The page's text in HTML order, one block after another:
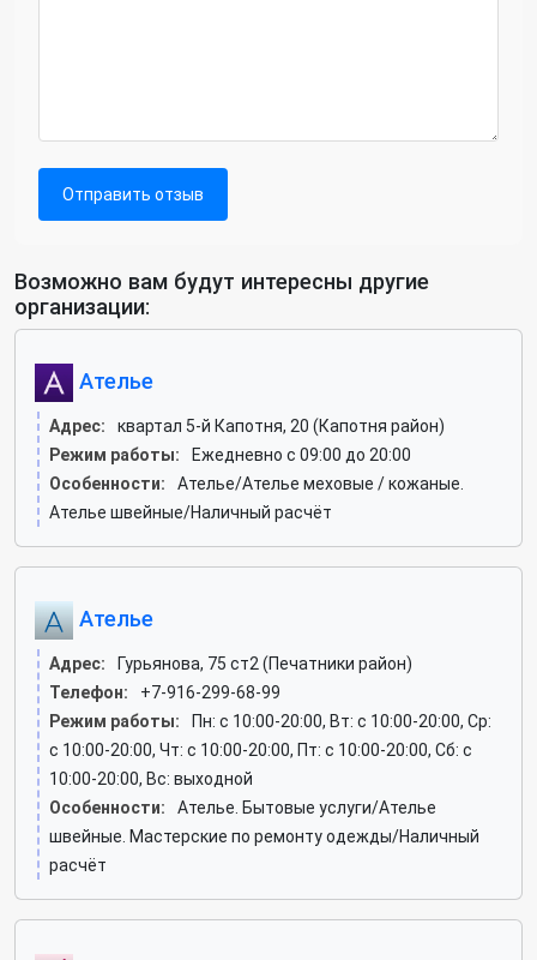
Отправить отзыв
Возможно вам будут интересны другие
организации:
Ателье
Адрес:
квартал 5-й Капотня, 20 (Капотня район)
Режим работы:
Ежедневно с 09:00 до 20:00
Особенности:
Ателье/Ателье меховые / кожаные.
Ателье швейные/Наличный расчёт
Ателье
Адрес:
Гурьянова, 75 ст2 (Печатники район)
Телефон:
+7-916-299-68-99
Режим работы:
Пн: c 10:00-20:00, Вт: c 10:00-20:00, Ср:
c 10:00-20:00, Чт: c 10:00-20:00, Пт: c 10:00-20:00, Сб: c
10:00-20:00, Вс: выходной
Особенности:
Ателье. Бытовые услуги/Ателье
швейные. Мастерские по ремонту одежды/Наличный
расчёт